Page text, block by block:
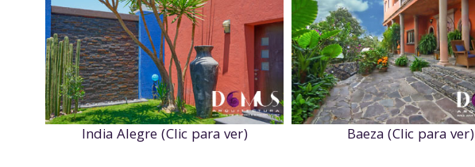
India Alegre (Clic para ver) Baeza (Clic para ver)